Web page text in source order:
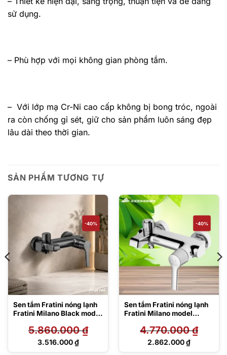
sử dụng.
– Phù hợp với mọi không gian phòng tắm.
– Với lớp mạ Cr-Ni cao cấp không bị bong tróc, ngoài
ra còn chống gỉ sét, giữ cho sản phẩm luôn sáng đẹp
lâu dài theo thời gian.
SẢN PHẨM TƯƠNG TỰ
-40%
Sen tắm Fratini nóng lạnh
Fratini Milano Black model
5.860.000₫
Giá
3.516.000₫
Giá
-40%
Sen tắm Fratini nóng lạnh
Fratini Milano model
4.770.000₫
Giá
2.862.000₫
Giá